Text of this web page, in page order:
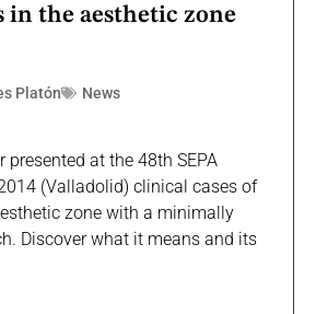
in the aesthetic zone
Platón News
presented at the 48th SEPA
(Valladolid) clinical cases of
zone with a minimally
Discover what it means and its